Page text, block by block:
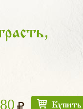
80 Купить